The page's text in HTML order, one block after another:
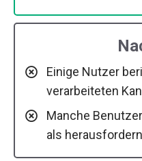
Einige Nutzer
verarbeiteten
Manche
als